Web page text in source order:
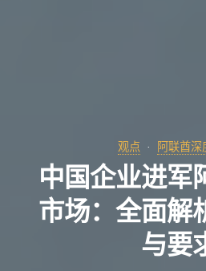
观点 阿联酋深
中国企业进军
市场：全面解
与要